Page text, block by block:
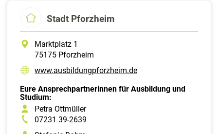
Stadt Pforzheim
Marktplatz 1
75175 Pforzheim
www.ausbildungpforzheim.de
Eure Ansprechpartnerinnen für Ausbildung und
Studium:
Petra Ottmüller
07231 39-2639